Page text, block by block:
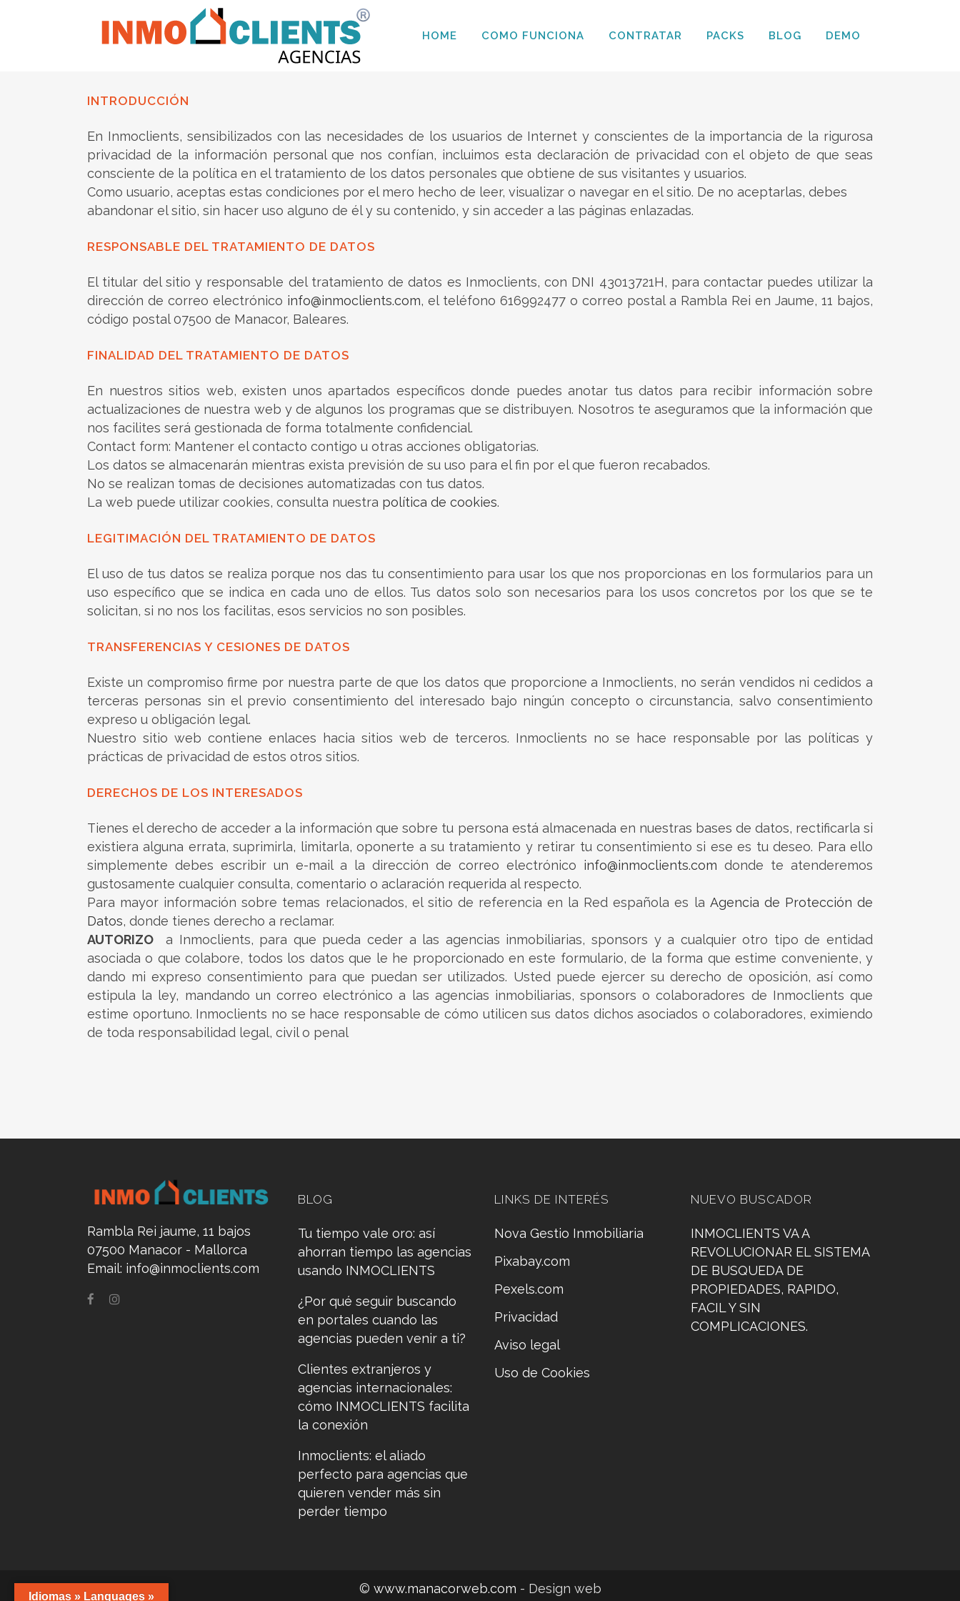
HOME COMO FUNCIONA CONTRATAR PACKS BLOG DEMO
INTRODUCCIÓN
En Inmoclients, sensibilizados con las necesidades de los usuarios de Internet y conscientes de la importancia de la rigurosa
privacidad de la información personal que nos confían, incluimos esta declaración de privacidad con el objeto de que seas
consciente de la política en el tratamiento de los datos personales que obtiene de sus visitantes y usuarios.
Como usuario, aceptas estas condiciones por el mero hecho de leer, visualizar o navegar en el sitio. De no aceptarlas, debes
abandonar el sitio, sin hacer uso alguno de él y su contenido, y sin acceder a las páginas enlazadas.
RESPONSABLE DEL TRATAMIENTO DE DATOS
El titular del sitio y responsable del tratamiento de datos es Inmoclients, con DNI 43013721H, para contactar puedes utilizar la
dirección de correo electrónico info@inmoclients.com, el teléfono 616992477 o correo postal a Rambla Rei en Jaume, 11 bajos,
código postal 07500 de Manacor, Baleares.
FINALIDAD DEL TRATAMIENTO DE DATOS
En nuestros sitios web, existen unos apartados específicos donde puedes anotar tus datos para recibir información sobre
actualizaciones de nuestra web y de algunos los programas que se distribuyen. Nosotros te aseguramos que la información que
nos facilites será gestionada de forma totalmente confidencial.
Contact form: Mantener el contacto contigo u otras acciones obligatorias.
Los datos se almacenarán mientras exista previsión de su uso para el fin por el que fueron recabados.
No se realizan tomas de decisiones automatizadas con tus datos.
La web puede utilizar cookies, consulta nuestra política de cookies.
LEGITIMACIÓN DEL TRATAMIENTO DE DATOS
El uso de tus datos se realiza porque nos das tu consentimiento para usar los que nos proporcionas en los formularios para un
uso específico que se indica en cada uno de ellos. Tus datos solo son necesarios para los usos concretos por los que se te
solicitan, si no nos los facilitas, esos servicios no son posibles.
TRANSFERENCIAS Y CESIONES DE DATOS
Existe un compromiso firme por nuestra parte de que los datos que proporcione a Inmoclients, no serán vendidos ni cedidos a
terceras personas sin el previo consentimiento del interesado bajo ningún concepto o circunstancia, salvo consentimiento
expreso u obligación legal.
Nuestro sitio web contiene enlaces hacia sitios web de terceros. Inmoclients no se hace responsable por las políticas y
prácticas de privacidad de estos otros sitios.
DERECHOS DE LOS INTERESADOS
Tienes el derecho de acceder a la información que sobre tu persona está almacenada en nuestras bases de datos, rectificarla si
existiera alguna errata, suprimirla, limitarla, oponerte a su tratamiento y retirar tu consentimiento si ese es tu deseo. Para ello
simplemente debes escribir un e-mail a la dirección de correo electrónico info@inmoclients.com donde te atenderemos
gustosamente cualquier consulta, comentario o aclaración requerida al respecto.
Para mayor información sobre temas relacionados, el sitio de referencia en la Red española es la Agencia de Protección de
Datos, donde tienes derecho a reclamar.
AUTORIZO a Inmoclients, para que pueda ceder a las agencias inmobiliarias, sponsors y a cualquier otro tipo de entidad
asociada o que colabore, todos los datos que le he proporcionado en este formulario, de la forma que estime conveniente, y
dando mi expreso consentimiento para que puedan ser utilizados. Usted puede ejercer su derecho de oposición, así como
estipula la ley, mandando un correo electrónico a las agencias inmobiliarias, sponsors o colaboradores de Inmoclients que
estime oportuno. Inmoclients no se hace responsable de cómo utilicen sus datos dichos asociados o colaboradores, eximiendo
de toda responsabilidad legal, civil o penal
Rambla Rei jaume, 11 bajos
07500 Manacor - Mallorca
Email: info@inmoclients.com
BLOG
Tu tiempo vale oro: así
ahorran tiempo las agencias
usando INMOCLIENTS
¿Por qué seguir buscando
en portales cuando las
agencias pueden venir a ti?
Clientes extranjeros y
agencias internacionales:
cómo INMOCLIENTS facilita
la conexión
Inmoclients: el aliado
perfecto para agencias que
quieren vender más sin
perder tiempo
LINKS DE INTERÉS
Nova Gestio Inmobiliaria
Pixabay.com
Pexels.com
Privacidad
Aviso legal
Uso de Cookies
NUEVO BUSCADOR
INMOCLIENTS VA A
REVOLUCIONAR EL SISTEMA
DE BUSQUEDA DE
PROPIEDADES, RAPIDO,
FACIL Y SIN
COMPLICACIONES.
© www.manacorweb.com - Design web
Idiomas » Languages »